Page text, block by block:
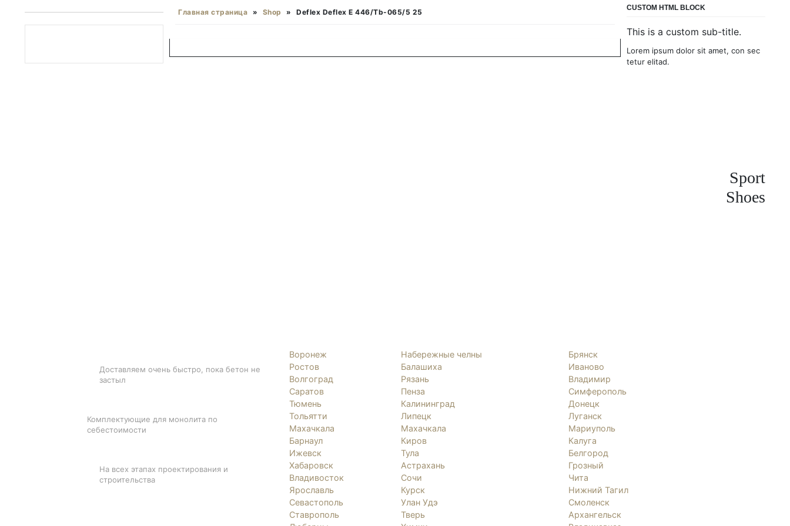
Главная страница » Shop » Deflex Deflex E 446/Tb-065/5 25 CUSTOM HTML BLOCK
This is a custom sub-title.
Lorem ipsum dolor sit amet, con sec
tetur elitad.
Sport
Shoes
Доставляем очень быстро, пока бетон не
застыл
Комплектующие для монолита по
себестоимости
На всех этапах проектирования и
строительства
Воронеж
Ростов
Волгоград
Саратов
Тюмень
Тольятти
Махачкала
Барнаул
Ижевск
Хабаровск
Владивосток
Ярославль
Севастополь
Ставрополь
Набережные челны
Балашиха
Рязань
Пенза
Калининград
Липецк
Махачкала
Киров
Тула
Астрахань
Сочи
Курск
Улан Удэ
Тверь
Брянск
Иваново
Владимир
Симферополь
Донецк
Луганск
Мариуполь
Калуга
Белгород
Грозный
Чита
Нижний Тагил
Смоленск
Архангельск